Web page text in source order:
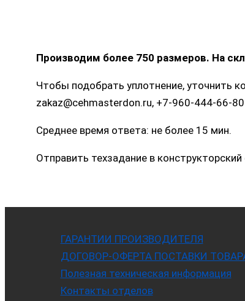
Производим более 750 размеров. На
Чтобы подобрать уплотнение, уточнить
zakaz@cehmasterdon.ru, +7-960-444-66-80
Среднее время ответа: не более 15 мин.
Отправить техзадание в
ГАРАНТИИ ПРОИЗВОДИТЕЛЯ
ДОГОВОР-ОФЕРТА ПОСТАВКИ
Полезная техническая информация
Контакты отделов